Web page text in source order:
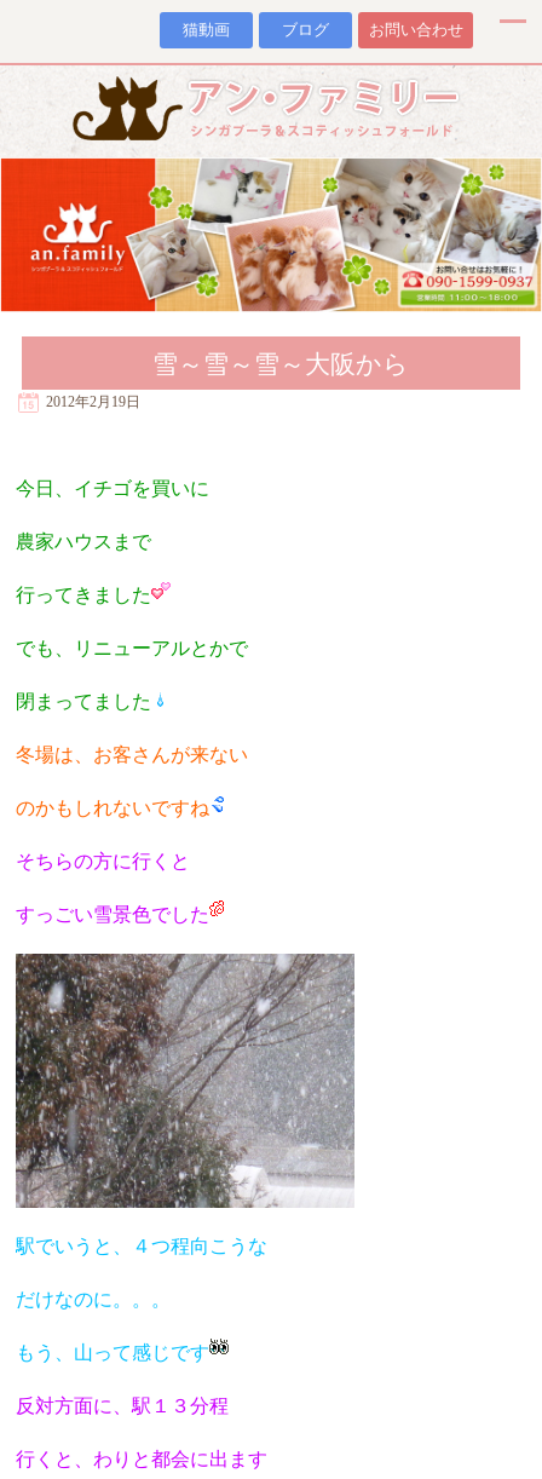
猫動画 ブログ お問い合わせ
雪～雪～雪～大阪から
2012年2月19日
今日、イチゴを買いに
農家ハウスまで
行ってきました
でも、リニューアルとかで
閉まってました
冬場は、お客さんが来ない
のかもしれないですね
そちらの方に行くと
すっごい雪景色でした
駅でいうと、４つ程向こうな
だけなのに。。。
もう、山って感じです
反対方面に、駅１３分程
行くと、わりと都会に出ます